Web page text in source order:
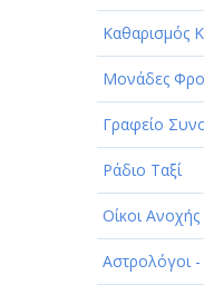
Καθαρισμός
Μονάδες
Γραφείο
Ράδιο Ταξί
Οίκοι Ανοχής
Αστρολόγοι